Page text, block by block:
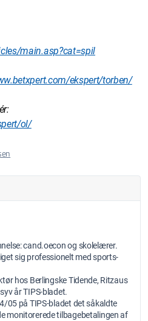
main.asp?cat=spil
ekspert/torben/
ol/
cand.oecon og skolelærer.
sig professionelt med sports-
hos Berlingske Tidende, Ritzaus
år TIPS-bladet.
05 på TIPS-bladet det såkaldte
monitorerede tilbagebetalingen af